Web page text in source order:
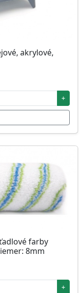
akrylové,
+
farby
8mm
+